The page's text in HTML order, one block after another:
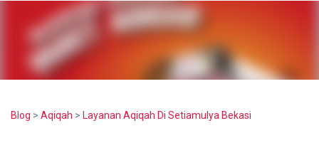
Blog > Aqiqah > Layanan Aqiqah Di Setiamulya Bekasi